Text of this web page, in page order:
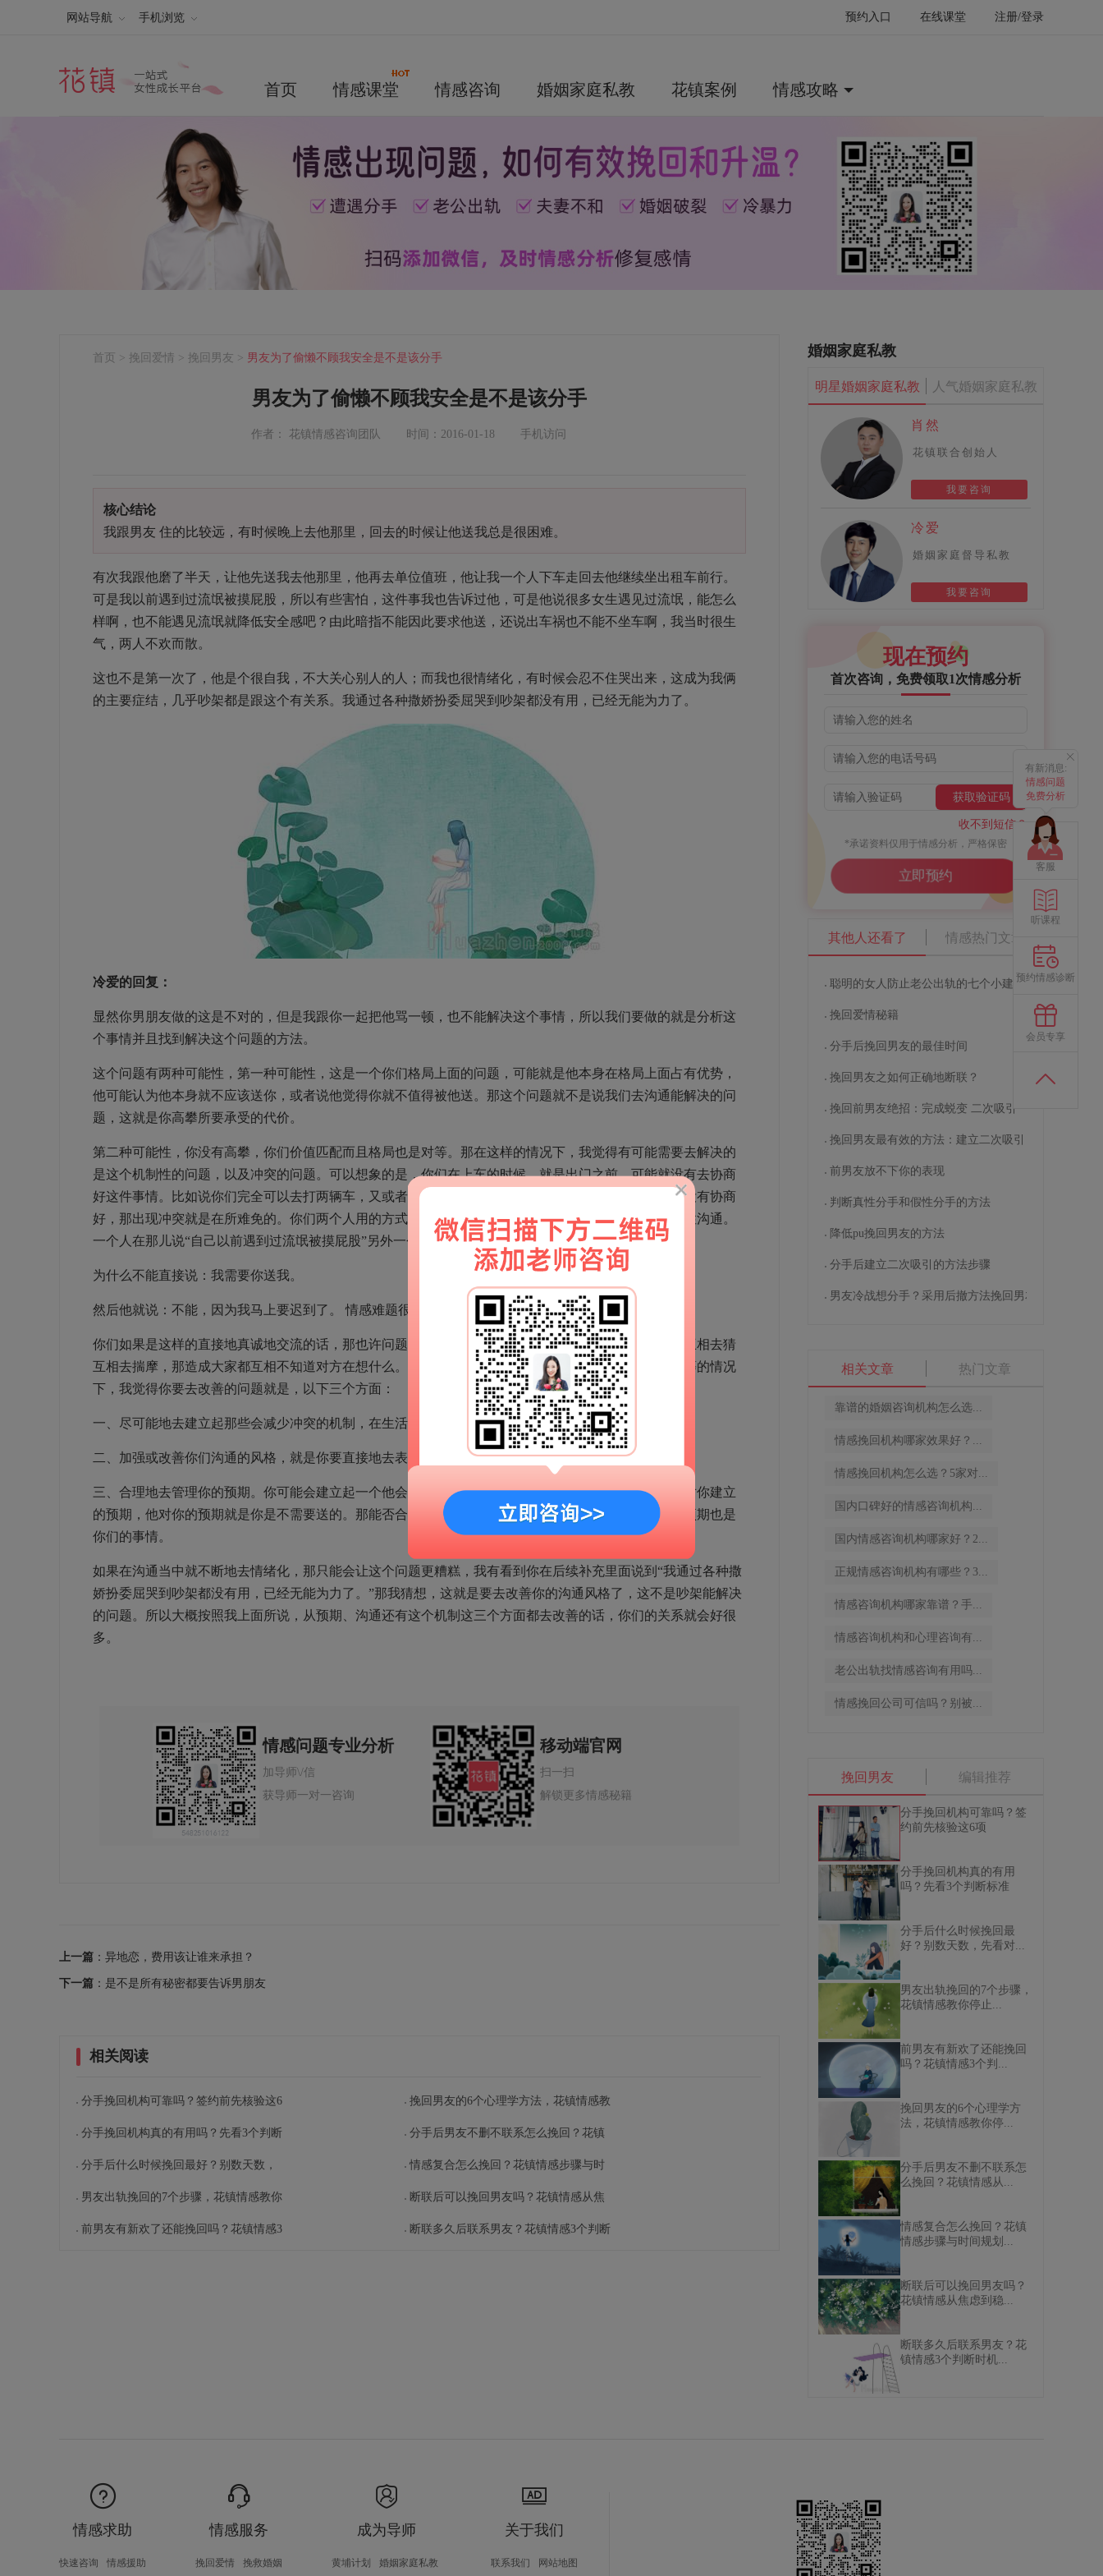
预约入口 在线课堂 注册/登录
网站导航 手机浏览
首页 情感课堂 情感咨询 婚姻家庭私教 花镇案例 情感攻略
首页 > 挽回爱情 > 挽回男友 > 男友为了偷懒不顾我安全是不是该分手
男友为了偷懒不顾我安全是不是该分手
作者： 花镇情感咨询团队 时间：2016-01-18 手机访问
核心结论
我跟男友 住的比较远，有时候晚上去他那里，回去的时候让他送我总是很困难。
有次我跟他磨了半天，让他先送我去他那里，他再去单位值班，他让我一个人下车走回去他继续坐出租车前行。
可是我以前遇到过流氓被摸屁股，所以有些害怕，这件事我也告诉过他，可是他说很多女生遇见过流氓，能怎么
样啊，也不能遇见流氓就降低安全感吧？由此暗指不能因此要求他送，还说出车祸也不能不坐车啊，我当时很生
气，两人不欢而散。
这也不是第一次了，他是个很自我，不大关心别人的人；而我也很情绪化，有时候会忍不住哭出来，这成为我俩
的主要症结，几乎吵架都是跟这个有关系。我通过各种撒娇扮委屈哭到吵架都没有用，已经无能为力了。
冷爱的回复：
显然你男朋友做的这是不对的，但是我跟你一起把他骂一顿，也不能解决这个事情，所以我们要做的就是分析这
个事情并且找到解决这个问题的方法。
这个问题有两种可能性，第一种可能性，这是一个你们格局上面的问题，可能就是他本身在格局上面占有优势，
他可能认为他本身就不应该送你，或者说他觉得你就不值得被他送。那这个问题就不是说我们去沟通能解决的问
题，这就是你高攀所要承受的代价。
第二种可能性，你没有高攀，你们价值匹配而且格局也是对等。那在这样的情况下，我觉得有可能需要去解决的
是这个机制性的问题，以及冲突的问题。可以想象的是，你们在上车的时候，就是出门之前，可能就没有去协商
好这件事情。比如说你们完全可以去打两辆车，又或者说，你们可以在事先协商好。但是你们在事先就没有协商
好，那出现冲突就是在所难免的。你们两个人用的方式又不是开诚布公地真诚的交流，都在那使用暗示性沟通。
一个人在那儿说“自己以前遇到过流氓被摸屁股”另外一个人呢就说“很多女生遇见过流氓，能怎么样啊”
为什么不能直接说：我需要你送我。
然后他就说：不能，因为我马上要迟到了。 情感难题很心累?10s快速申请情感诊断!
你们如果是这样的直接地真诚地交流的话，那也许问题就没有那么严重了。而是你们不断地互相去暗示互相去猜
互相去揣摩，那造成大家都互相不知道对方在想什么。反而会进一步地造成误会。所以在第二个格局对等的情况
下，我觉得你要去改善的问题就是，以下三个方面：
一、尽可能地去建立起那些会减少冲突的机制，在生活当中其实有很多事情我们可以避免这种冲突。
二、加强或改善你们沟通的风格，就是你要直接地去表达你的诉求。
三、合理地去管理你的预期。你可能会建立起一个他会送你的预期，但是他根本就没有达到。或者说他对你建立
的预期，他对你的预期就是你是不需要送的。那能否合理地去了解对方的预期并且合理地去管理对方的预期也是
你们的事情。
如果在沟通当中就不断地去情绪化，那只能会让这个问题更糟糕，我有看到你在后续补充里面说到“我通过各种撒
娇扮委屈哭到吵架都没有用，已经无能为力了。”那我猜想，这就是要去改善你的沟通风格了，这不是吵架能解决
的问题。所以大概按照我上面所说，从预期、沟通还有这个机制这三个方面都去改善的话，你们的关系就会好很
多。
情感问题专业分析
加导师\/信
获导师一对一咨询
移动端官网
扫一扫
解锁更多情感秘籍
上一篇 ：异地恋，费用该让谁来承担？
下一篇 ：是不是所有秘密都要告诉男朋友
相关阅读
分手挽回机构可靠吗？签约前先核验这6
分手挽回机构真的有用吗？先看3个判断
分手后什么时候挽回最好？别数天数，
男友出轨挽回的7个步骤，花镇情感教你
前男友有新欢了还能挽回吗？花镇情感3
挽回男友的6个心理学方法，花镇情感教
分手后男友不删不联系怎么挽回？花镇
情感复合怎么挽回？花镇情感步骤与时
断联后可以挽回男友吗？花镇情感从焦
断联多久后联系男友？花镇情感3个判断
婚姻家庭私教
明星婚姻家庭私教 人气婚姻家庭私教
肖然
花镇联合创始人
我要咨询
冷爱
婚姻家庭督导私教
我要咨询
现在预约
首次咨询，免费领取1次情感分析
获取验证码
收不到短信？
*承诺资料仅用于情感分析，严格保密
立即预约
其他人还看了 情感热门文章
聪明的女人防止老公出轨的七个小建议
挽回爱情秘籍
分手后挽回男友的最佳时间
挽回男友之如何正确地断联？
挽回前男友绝招：完成蜕变 二次吸引
挽回男友最有效的方法：建立二次吸引
前男友放不下你的表现
判断真性分手和假性分手的方法
降低pu挽回男友的方法
分手后建立二次吸引的方法步骤
男友冷战想分手？采用后撤方法挽回男友
相关文章 热门文章
靠谱的婚姻咨询机构怎么选...
情感挽回机构哪家效果好？...
情感挽回机构怎么选？5家对...
国内口碑好的情感咨询机构...
国内情感咨询机构哪家好？2...
正规情感咨询机构有哪些？3...
情感咨询机构哪家靠谱？手...
情感咨询机构和心理咨询有...
老公出轨找情感咨询有用吗...
情感挽回公司可信吗？别被...
挽回男友 编辑推荐
分手挽回机构可靠吗？签
约前先核验这6项
分手挽回机构真的有用
吗？先看3个判断标准
分手后什么时候挽回最
好？别数天数，先看对...
男友出轨挽回的7个步骤，
花镇情感教你停止...
前男友有新欢了还能挽回
吗？花镇情感3个判...
挽回男友的6个心理学方
法，花镇情感教你停...
分手后男友不删不联系怎
么挽回？花镇情感从...
情感复合怎么挽回？花镇
情感步骤与时间规划...
断联后可以挽回男友吗？
花镇情感从焦虑到稳...
断联多久后联系男友？花
镇情感3个判断时机...
情感求助
快速咨询 情感援助
情感服务
挽回爱情 挽救婚姻
成为导师
黄埔计划 婚姻家庭私教
关于我们
联系我们 网站地图
有新消息:
情感问题
免费分析
客服
听课程
预约情感诊断
会员专享